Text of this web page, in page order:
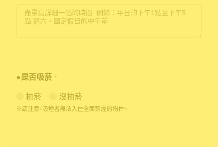
●是否吸菸 *
抽菸 沒抽菸
※請注意，吸煙者無法入住全面禁煙的物件。